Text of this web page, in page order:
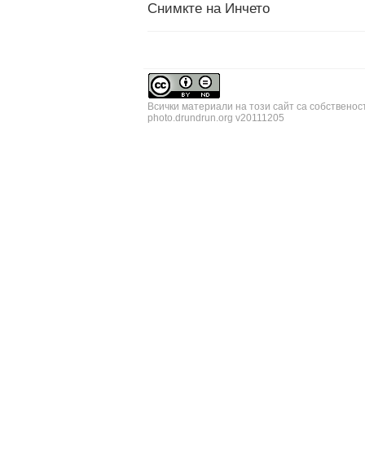
Снимкте на Инчето
Всички материали на този сайт са
photo.drundrun.org v20111205